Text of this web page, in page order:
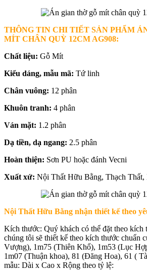
THÔNG TIN CHI TIẾT SẢN PHẨM
MÍT CHÂN QUỲ 12CM AG908:
Chất liệu: Gỗ Mít
Kiểu dáng, mẫu mã: Tứ linh
Chân vuông: 12 phân
Khuôn tranh: 4 phân
Ván mặt: 1.2 phân
Dạ tiền, dạ ngang: 2.5 phân
Hoàn thiện: Sơn PU hoặc đánh Vecni
Xuất xứ: Nội Thất Hữu Bằng, Thạch Thất,
Nội Thất Hữu Bằng nhận thiết kế theo
Kích thước: Quý khách có thể đặt theo kích
chúng tôi sẽ thiết kế theo kích thước chuẩn
Vượng), 1m75 (Thiên Khổ), 1m53 (Lục
1m07 (Thuận khoa), 81 (Đăng Hoa), 61 (
mẫu: Dài x Cao x Rộng theo tỷ lệ: